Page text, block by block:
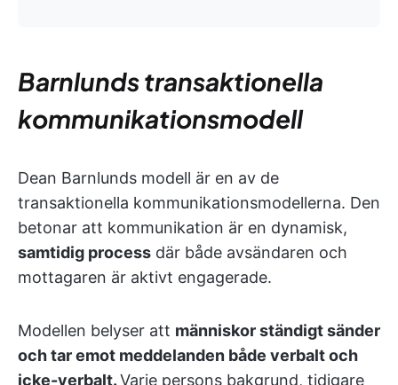
Barnlunds transaktionella
kommunikationsmodell
Dean Barnlunds modell är en av de
transaktionella kommunikationsmodellerna. Den
betonar att kommunikation är en dynamisk,
samtidig process där både avsändaren och
mottagaren är aktivt engagerade.
Modellen belyser att människor ständigt sänder
och tar emot meddelanden både verbalt och
icke-verbalt.Varje persons bakgrund, tidigare